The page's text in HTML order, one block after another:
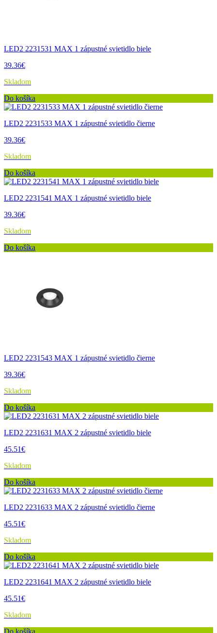
LED2 2231531 MAX 1 zápustné svietidlo biele
39.36€
Skladom
Do košíka
LED2 2231533 MAX 1 zápustné svietidlo čierne
39.36€
Skladom
Do košíka
LED2 2231541 MAX 1 zápustné svietidlo biele
39.36€
Skladom
Do košíka
LED2 2231543 MAX 1 zápustné svietidlo čierne
39.36€
Skladom
Do košíka
LED2 2231631 MAX 2 zápustné svietidlo biele
45.51€
Skladom
Do košíka
LED2 2231633 MAX 2 zápustné svietidlo čierne
45.51€
Skladom
Do košíka
LED2 2231641 MAX 2 zápustné svietidlo biele
45.51€
Skladom
Do košíka